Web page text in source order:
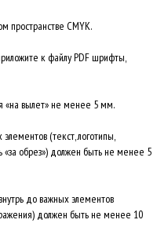
пространстве CMYK.
к файлу PDF шрифты,
«на вылет» не менее 5 мм.
(текст, логотипы,
обрез») должен быть не менее 5
до важных элементов
должен быть не менее 10